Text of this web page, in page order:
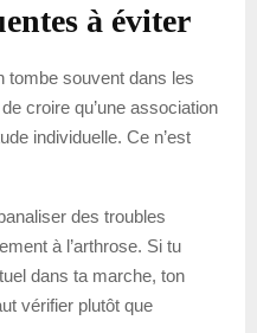
à éviter
tombe souvent dans les
croire qu’une association
individuelle. Ce n’est
des troubles
à l’arthrose. Si tu
dans ta marche, ton
vérifier plutôt que